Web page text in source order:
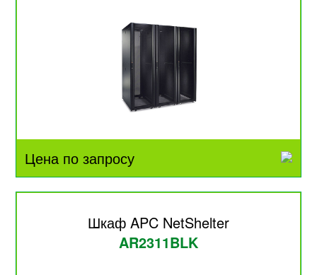
Цена по запросу
Шкаф APC NetShelter
AR2311BLK